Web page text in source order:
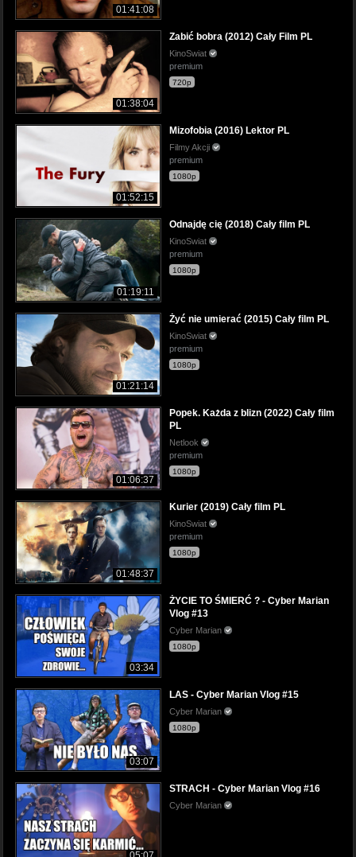
01:41:08
01:38:04
Zabić bobra (2012) Cały Film PL
KinoSwiat
premium
720p
01:52:15
Mizofobia (2016) Lektor PL
Filmy Akcji
premium
1080p
01:19:11
Odnajdę cię (2018) Cały film PL
KinoSwiat
premium
1080p
01:21:14
Żyć nie umierać (2015) Cały film PL
KinoSwiat
premium
1080p
01:06:37
Popek. Każda z blizn (2022) Cały film
PL
Netlook
premium
1080p
01:48:37
Kurier (2019) Cały film PL
KinoSwiat
premium
1080p
03:34
ŻYCIE TO ŚMIERĆ ? - Cyber Marian
Vlog #13
Cyber Marian
1080p
03:07
LAS - Cyber Marian Vlog #15
Cyber Marian
1080p
STRACH - Cyber Marian Vlog #16
Cyber Marian